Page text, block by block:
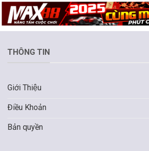
THÔNG TIN
Giới Thiệu
Điều Khoản
Bản quyền